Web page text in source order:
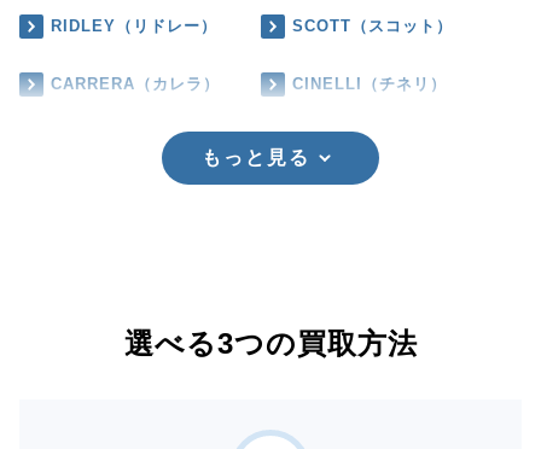
RIDLEY（リドレー） SCOTT（スコット）
CARRERA（カレラ） CINELLI（チネリ）
もっと見る
選べる3つの買取方法